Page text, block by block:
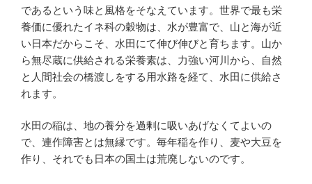
であるという味と風格をそなえています。世界で最も栄
養価に優れたイネ科の穀物は、水が豊富で、山と海が近
い日本だからこそ、水田にて伸び伸びと育ちます。山か
ら無尽蔵に供給される栄養素は、力強い河川から、自然
と人間社会の橋渡しをする用水路を経て、水田に供給さ
れます。
水田の稲は、地の養分を過剰に吸いあげなくてよいの
で、連作障害とは無縁です。毎年稲を作り、麦や大豆を
作り、それでも日本の国土は荒廃しないのです。